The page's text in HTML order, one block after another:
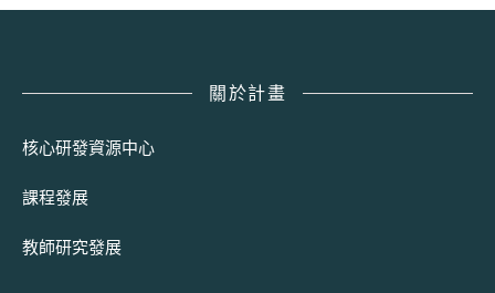
關於計畫
核心研發資源中心
課程發展
教師研究發展